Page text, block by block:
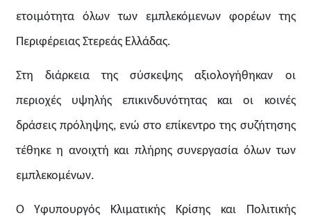
ετοιμότητα όλων των εμπλεκόμενων φορέων της
Περιφέρειας Στερεάς Ελλάδας.
Στη διάρκεια της σύσκεψης αξιολογήθηκαν οι
περιοχές υψηλής επικινδυνότητας και οι κοινές
δράσεις πρόληψης, ενώ στο επίκεντρο της συζήτησης
τέθηκε η ανοιχτή και πλήρης συνεργασία όλων των
εμπλεκομένων.
Ο Υφυπουργός Κλιματικής Κρίσης και Πολιτικής